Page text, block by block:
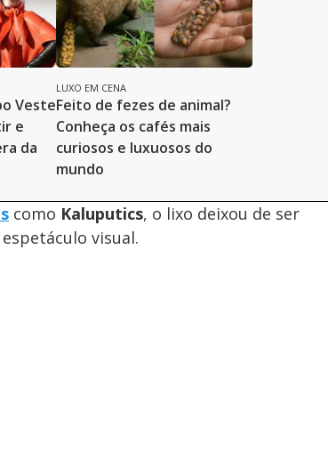
Veste
e
da
LUXO EM CENA
Feito de fezes de animal?
Conheça os cafés mais
curiosos e luxuosos do
mundo
como Kaluputics, o lixo deixou de ser
visual.